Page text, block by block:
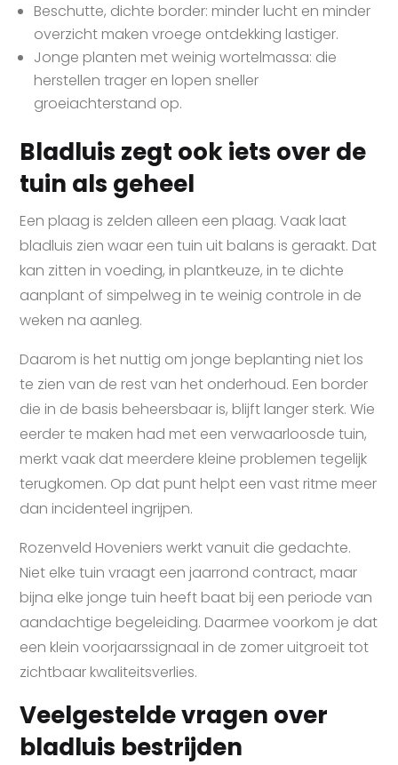
Beschutte, dichte border: minder lucht en minder
overzicht maken vroege ontdekking lastiger.
Jonge planten met weinig wortelmassa: die
herstellen trager en lopen sneller
groeiachterstand op.
Bladluis zegt ook iets over de
tuin als geheel
Een plaag is zelden alleen een plaag. Vaak laat
bladluis zien waar een tuin uit balans is geraakt. Dat
kan zitten in voeding, in plantkeuze, in te dichte
aanplant of simpelweg in te weinig controle in de
weken na aanleg.
Daarom is het nuttig om jonge beplanting niet los
te zien van de rest van het onderhoud. Een border
die in de basis beheersbaar is, blijft langer sterk. Wie
eerder te maken had met een verwaarloosde tuin,
merkt vaak dat meerdere kleine problemen tegelijk
terugkomen. Op dat punt helpt een vast ritme meer
dan incidenteel ingrijpen.
Rozenveld Hoveniers werkt vanuit die gedachte.
Niet elke tuin vraagt een jaarrond contract, maar
bijna elke jonge tuin heeft baat bij een periode van
aandachtige begeleiding. Daarmee voorkom je dat
een klein voorjaarssignaal in de zomer uitgroeit tot
zichtbaar kwaliteitsverlies.
Veelgestelde vragen over
bladluis bestrijden